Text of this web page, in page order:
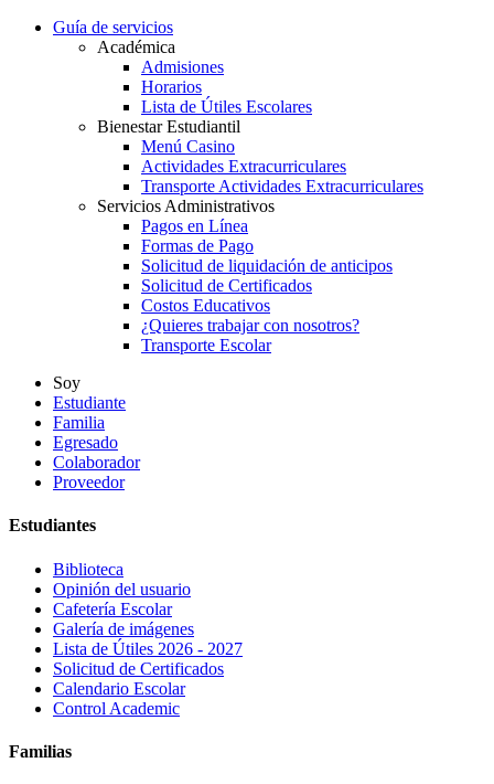
Guía de servicios
Académica
Admisiones
Horarios
Lista de Útiles Escolares
Bienestar Estudiantil
Menú Casino
Actividades Extracurriculares
Transporte Actividades Extracurriculares
Servicios Administrativos
Pagos en Línea
Formas de Pago
Solicitud de liquidación de anticipos
Solicitud de Certificados
Costos Educativos
¿Quieres trabajar con nosotros?
Transporte Escolar
Soy
Estudiante
Familia
Egresado
Colaborador
Proveedor
Estudiantes
Biblioteca
Opinión del usuario
Cafetería Escolar
Galería de imágenes
Lista de Útiles 2026 - 2027
Solicitud de Certificados
Calendario Escolar
Control Academic
Familias